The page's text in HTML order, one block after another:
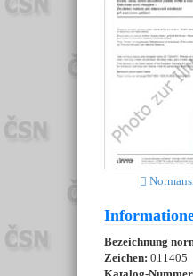
Bezeichnung
Zeichen: 011405